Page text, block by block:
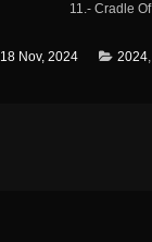
11.- Cradle
18 Nov, 2024 2024,